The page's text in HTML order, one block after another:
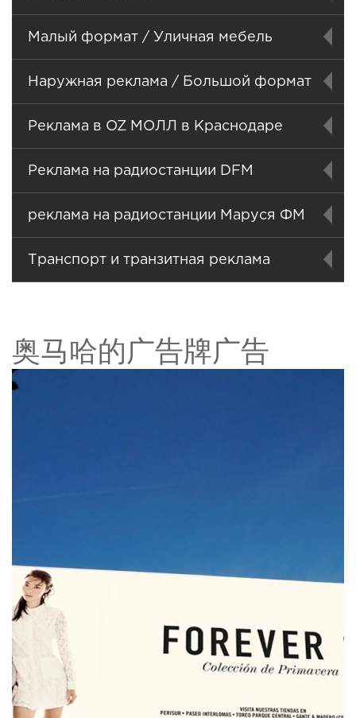
Малый формат / Уличная мебель
Наружная реклама / Большой формат
Реклама в OZ МОЛЛ в Краснодаре
Реклама на радиостанции DFM
реклама на радиостанции Маруся ФМ
Транспорт и транзитная реклама
奥马哈的广告牌广告